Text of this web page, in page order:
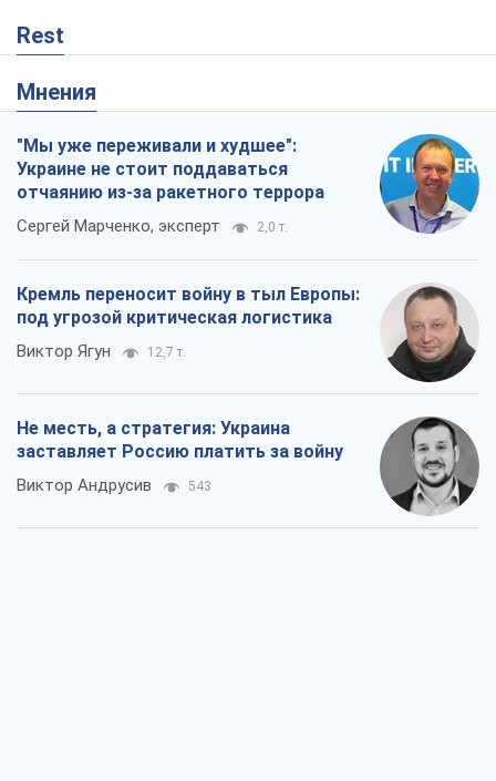
Rest
Мнения
"Мы уже переживали и худшее":
Украине не стоит поддаваться
отчаянию из-за ракетного террора
Сергей Марченко, эксперт 2,0 т.
Кремль переносит войну в тыл Европы:
под угрозой критическая логистика
Виктор Ягун 12,7 т.
Не месть, а стратегия: Украина
заставляет Россию платить за войну
Виктор Андрусив 543